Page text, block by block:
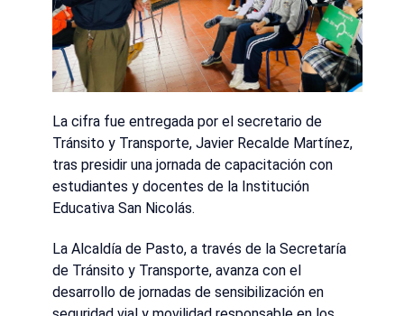
La cifra fue entregada por el secretario de
Tránsito y Transporte, Javier Recalde Martínez,
tras presidir una jornada de capacitación con
estudiantes y docentes de la Institución
Educativa San Nicolás.
La Alcaldía de Pasto, a través de la Secretaría
de Tránsito y Transporte, avanza con el
desarrollo de jornadas de sensibilización en